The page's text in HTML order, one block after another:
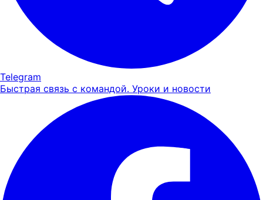
Telegram
Быстрая связь с командой. Уроки и новости